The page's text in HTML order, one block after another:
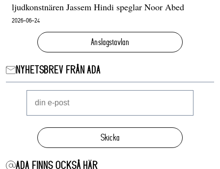
ljudkonstnären Jassem Hindi speglar Noor Abed
2026-06-24
Anslagstavlan
NYHETSBREV FRÅN ADA
Skicka
ADA FINNS OCKSÅ HÄR